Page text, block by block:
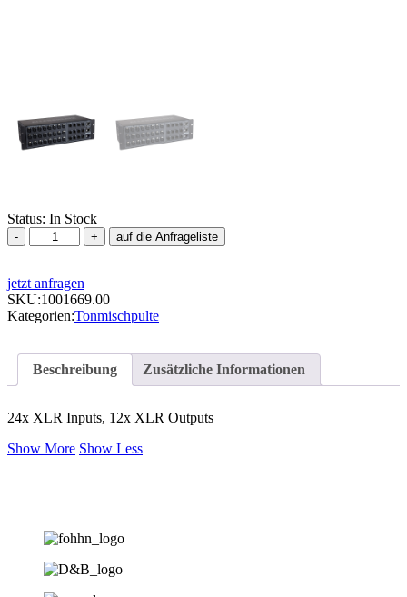
Status: In Stock
Stagebox,
Allen
Heath,
AR2412
Menge
auf die Anfrageliste
jetzt anfragen
SKU:1001669.00
Kategorien:Tonmischpulte
Beschreibung Zusätzliche Informationen
24x XLR Inputs, 12x XLR Outputs
Show More Show Less